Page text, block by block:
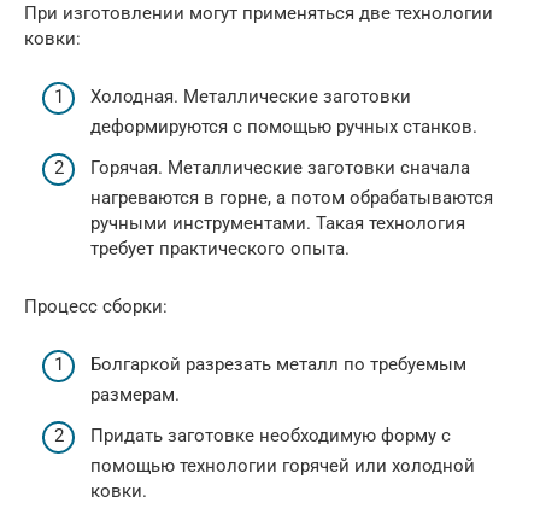
При изготовлении могут применяться две технологии
ковки:
Холодная. Металлические заготовки
деформируются с помощью ручных станков.
Горячая. Металлические заготовки сначала
нагреваются в горне, а потом обрабатываются
ручными инструментами. Такая технология
требует практического опыта.
Процесс сборки:
Болгаркой разрезать металл по требуемым
размерам.
Придать заготовке необходимую форму с
помощью технологии горячей или холодной
ковки.